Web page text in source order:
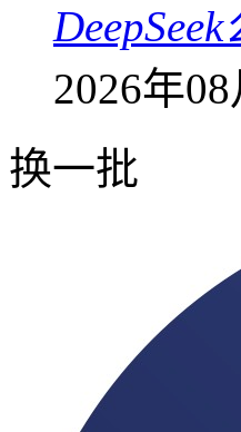
2026年
换一批